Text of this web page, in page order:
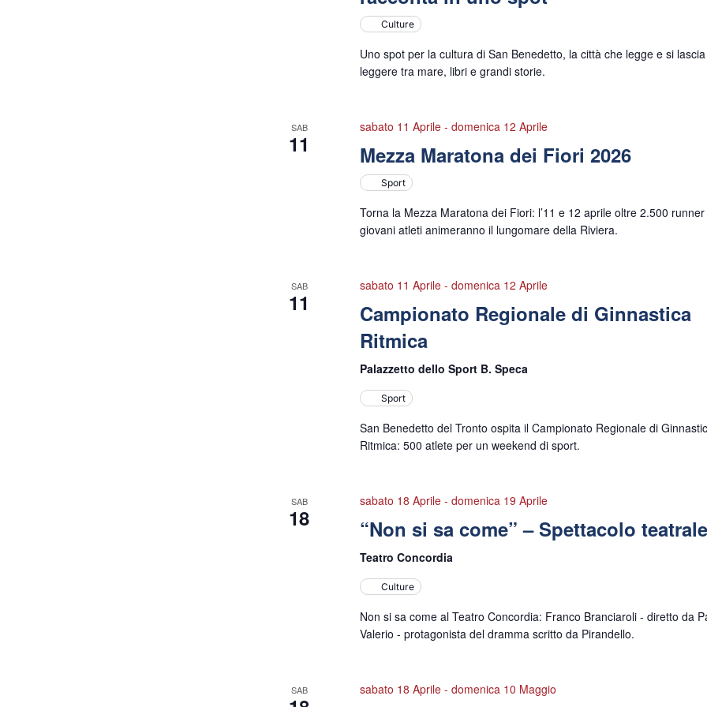
Culture
Uno spot per la cultura di San Benedetto, la città che legge e si lascia
leggere tra mare, libri e grandi storie.
SAB
11
sabato 11 Aprile -domenica 12 Aprile
Mezza Maratona dei Fiori 2026
Sport
Torna la Mezza Maratona dei Fiori: l’11 e 12 aprile oltre 2.500
giovani atleti animeranno il lungomare della Riviera.
SAB
11
sabato 11 Aprile -domenica 12 Aprile
Campionato Regionale di Ginnastica
Ritmica
Palazzetto dello Sport B. Speca
Sport
San Benedetto del Tronto ospita il Campionato Regionale di
Ritmica: 500 atlete per un weekend di sport.
SAB
18
sabato 18 Aprile -domenica 19 Aprile
“Non si sa come” – Spettacolo
Teatro Concordia
Culture
Non si sa come al Teatro Concordia: Franco Branciaroli - diretto da
Valerio - protagonista del dramma scritto da Pirandello.
SAB sabato 18 Aprile -domenica 10 Maggio